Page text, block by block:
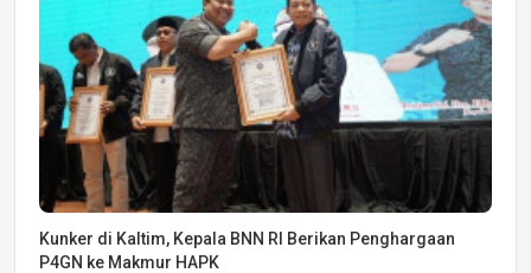
Kunker di Kaltim, Kepala BNN RI Berikan Penghargaan
P4GN ke Makmur HAPK